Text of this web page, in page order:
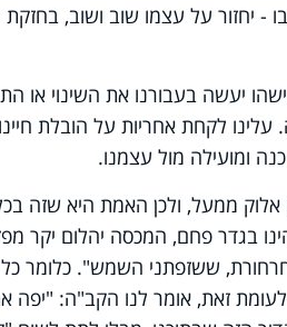
- יחזור על עצמו שוב ושוב, בחזקת
יעשה בעבורנו את השינוי או
לקחת אחריות על הובלת
ומועילה מול עצמנו.
ממעל, ולכן האמת היא שזה
בגדר פחם, המכסה יהלום יקר
ששזפתני השמש". כלומר כל
זאת, אומר לנו הקב"ה: "יפה